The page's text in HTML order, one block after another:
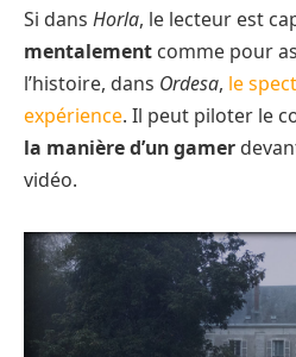
Si dans Horla, le lecteur est
mentalement comme pour
l’histoire, dans Ordesa, le
expérience. Il peut piloter le
la manière d’un gamer
vidéo.